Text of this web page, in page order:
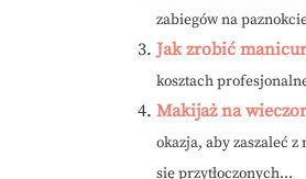
zabiegów na
Jak zrobić
kosztach
Makijaż na
okazja, aby zaszaleć
się przytłoczonych...